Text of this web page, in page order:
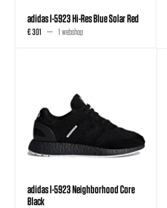
adidas I-5923 Hi-Res Blue Solar Red
€ 301 1 webshop
adidas I-5923 Neighborhood Core
Black